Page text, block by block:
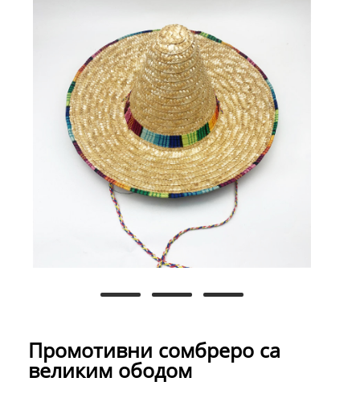
Промотивни сомбреро са
великим ободом